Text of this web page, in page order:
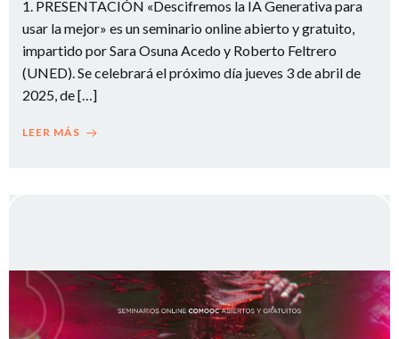
1. PRESENTACIÓN «Descifremos la IA Generativa para
usar la mejor» es un seminario online abierto y gratuito,
impartido por Sara Osuna Acedo y Roberto Feltrero
(UNED). Se celebrará el próximo día jueves 3 de abril de
2025, de […]
LEER MÁS